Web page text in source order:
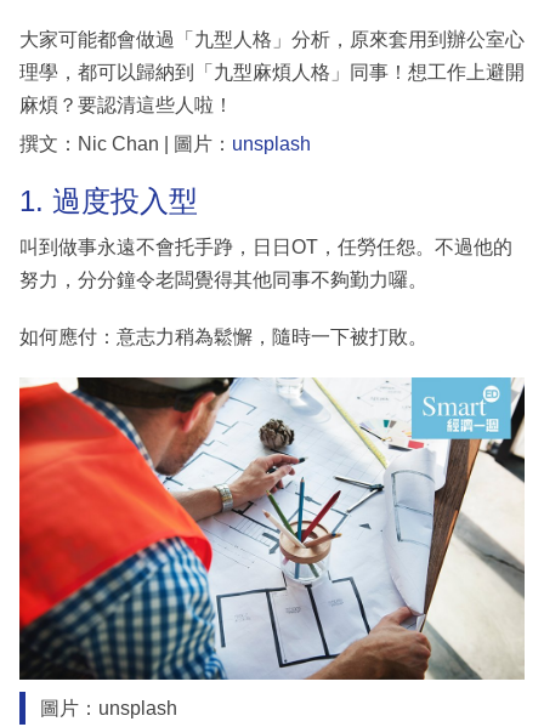
閱
專
區
大家可能都會做過「九型人格」分析，原來套用到辦公室心
理學，都可以歸納到「九型麻煩人格」同事！想工作上避開
麻煩？要認清這些人啦！
撰文：Nic Chan | 圖片： unsplash
1. 過度投入型
叫到做事永遠不會托手踭，日日OT，任勞任怨。不過他的
努力，分分鐘令老闆覺得其他同事不夠勤力囉。
如何應付：意志力稍為鬆懈，隨時一下被打敗。
圖片：unsplash